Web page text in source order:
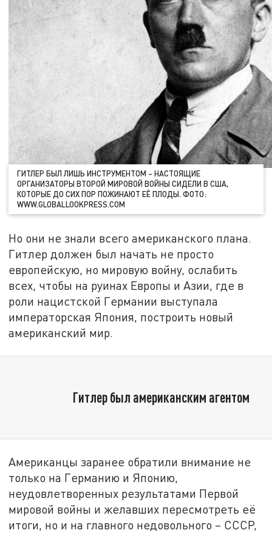
ГИТЛЕР БЫЛ ЛИШЬ ИНСТРУМЕНТОМ – НАСТОЯЩИЕ
ОРГАНИЗАТОРЫ ВТОРОЙ МИРОВОЙ ВОЙНЫ СИДЕЛИ В США,
КОТОРЫЕ ДО СИХ ПОР ПОЖИНАЮТ ЕЁ ПЛОДЫ. ФОТО:
WWW.GLOBALLOOKPRESS.COM
Но они не знали всего американского плана.
Гитлер должен был начать не просто
европейскую, но мировую войну, ослабить
всех, чтобы на руинах Европы и Азии, где в
роли нацистской Германии выступала
императорская Япония, построить новый
американский мир.
Гитлер был американским агентом
Американцы заранее обратили внимание не
только на Германию и Японию,
неудовлетворенных результатами Первой
мировой войны и желавших пересмотреть её
итоги, но и на главного недовольного – СССР,